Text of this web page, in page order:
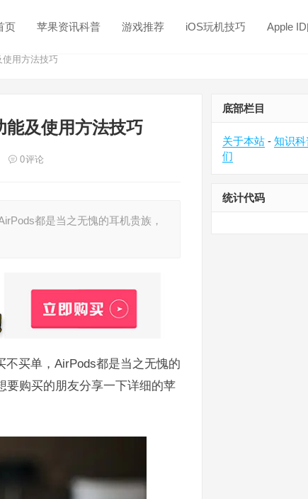
页 苹果资讯科普 游戏推荐 iOS玩机技巧 Apple
用方法技巧
及使用方法技巧
0评论
都是当之无愧的耳机贵族，
买单，AirPods都是当之无愧的
要购买的朋友分享一下详细的苹
底部栏目
关于本站 - 知识科
们
统计代码